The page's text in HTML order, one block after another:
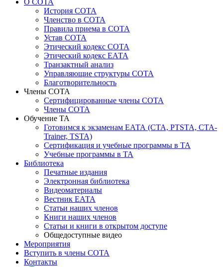
О СОТА
История СОТА
Членство в СОТА
Правила приема в СОТА
Устав СОТА
Этический кодекс СОТА
Этический кодекс ЕАТА
Транзактный анализ
Управляющие структуры СОТА
Благотворительность
Члены СОТА
Сертифицированные члены СОТА
Члены СОТА
Обучение ТА
Готовимся к экзаменам ЕАТА (СТА, PTSTA, СТА-
Trainer, TSTA)
Сертификация и учебные программы в ТА
Учебные программы в ТА
Библиотека
Печатные издания
Электронная библиотека
Видеоматериалы
Вестник ЕАТА
Статьи наших членов
Книги наших членов
Статьи и книги в открытом доступе
Общедоступные видео
Мероприятия
Вступить в члены СОТА
Контакты